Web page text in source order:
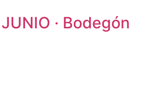
· Bodegón